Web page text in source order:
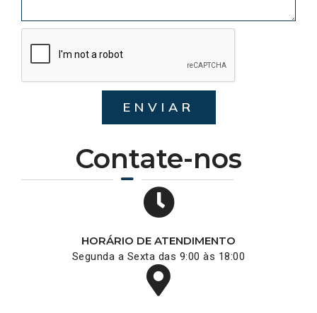
Contate-nos
HORÁRIO DE ATENDIMENTO
Segunda a Sexta das 9:00 às 18:00
ENVIAR